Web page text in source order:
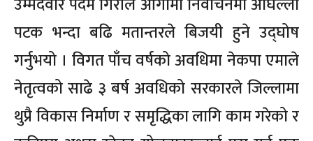
पटक भन्दा बढि मतान्तरले बिजयी हुने उद्घोष
गर्नुभयो । विगत पाँच वर्षको अवधिमा नेकपा एमाले
नेतृत्वको साढे ३ बर्ष अवधिको सरकारले जिल्लामा
थुप्रै विकास निर्माण र समृद्धिका लागि काम गरेको र